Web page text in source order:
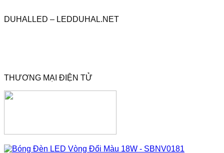
DUHALLED – LEDDUHAL.NET
THƯƠNG MẠI ĐIỆN TỬ